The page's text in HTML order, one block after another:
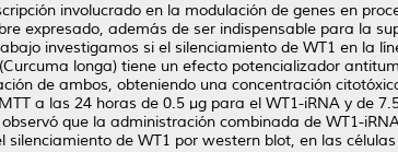
involucrado en la modulación de genes en
expresado, además de ser indispensable para la
investigamos si el silenciamiento de WT1 en la
longa) tiene un efecto potencializador
de ambos, obteniendo una concentración
a las 24 horas de 0.5 µg para el WT1-iRNA y de
que la administración combinada de WT1-
de WT1 por western blot, en las